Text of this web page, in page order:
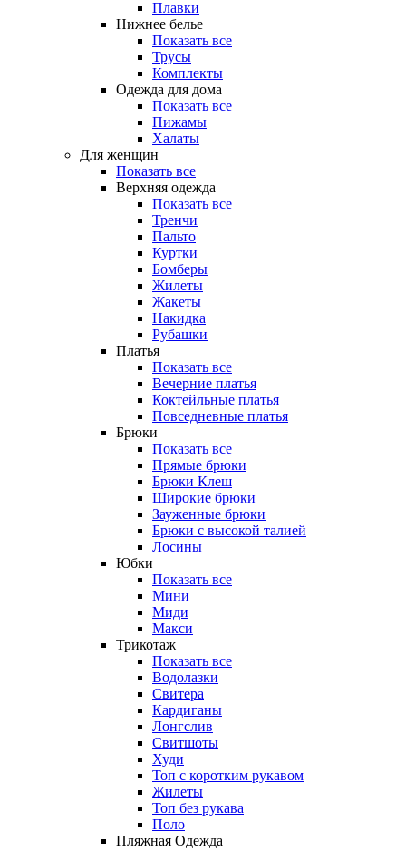
Плавки
Нижнее белье
Показать все
Трусы
Комплекты
Одежда для дома
Показать все
Пижамы
Халаты
Для женщин
Показать все
Верхняя одежда
Показать все
Тренчи
Пальто
Куртки
Бомберы
Жилеты
Жакеты
Накидка
Рубашки
Платья
Показать все
Вечерние платья
Коктейльные платья
Повседневные платья
Брюки
Показать все
Прямые брюки
Брюки Клеш
Широкие брюки
Зауженные брюки
Брюки с высокой талией
Лосины
Юбки
Показать все
Мини
Миди
Макси
Трикотаж
Показать все
Водолазки
Свитера
Кардиганы
Лонгслив
Свитшоты
Худи
Топ с коротким рукавом
Жилеты
Топ без рукава
Поло
Пляжная Одежда